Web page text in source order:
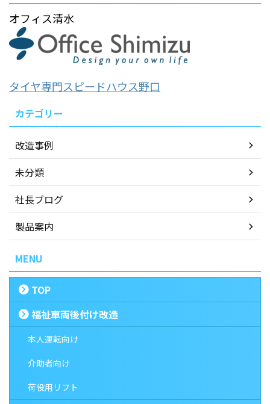
オフィス清水
タイヤ専門スピードハウス野口
カテゴリー
改造事例
未分類
社長ブログ
製品案内
MENU
TOP
福祉車両後付け改造
本人運転向け
介助者向け
荷役用リフト